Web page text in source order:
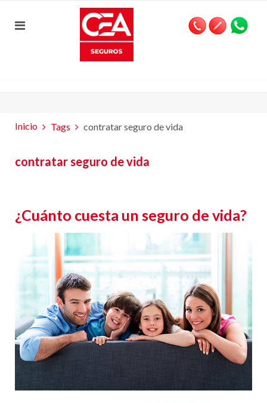
Inicio Tags contratar seguro de vida
contratar seguro de vida
¿Cuánto cuesta un seguro de vida?